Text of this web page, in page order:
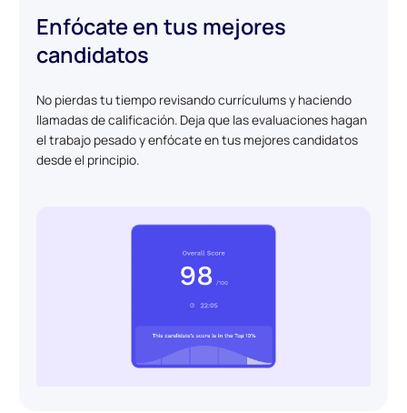
Enfócate en tus mejores
candidatos
No pierdas tu tiempo revisando currículums y haciendo
llamadas de calificación. Deja que las evaluaciones hagan
el trabajo pesado y enfócate en tus mejores candidatos
desde el principio.